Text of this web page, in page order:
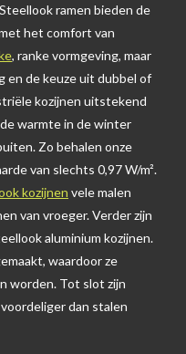
ramen bieden de
het comfort van
, ranke vormgeving, maar
en de keuze uit dubbel of
kozijnen uitstekend
warmte in de winter
Zo behalen onze
van slechts 0,97 W/m².
kozijnen vele malen
van vroeger. Verder zijn
aluminium kozijnen.
waardoor ze
worden. Tot slot zijn
dan stalen